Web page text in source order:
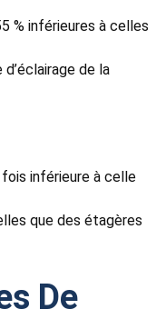
% inférieures à celles
de la
inférieure à celle
que des étagères
De